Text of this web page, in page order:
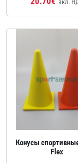
вкл.
Конусы
Flex